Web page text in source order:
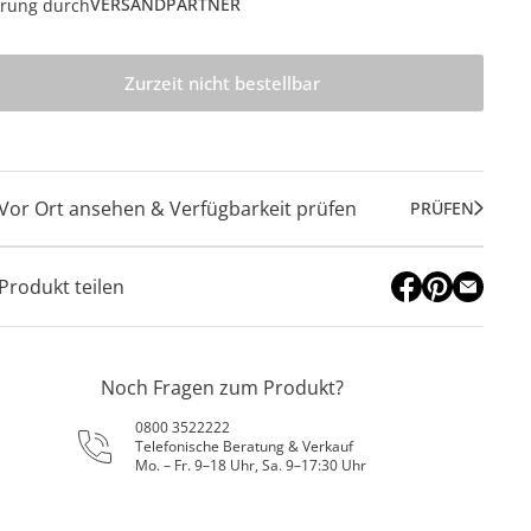
durch
Zurzeit nicht bestellbar
Ort ansehen & Verfügbarkeit prüfen PRÜFEN
teilen
Noch Fragen zum Produkt?
0800 3522222
Telefonische Beratung & Verkauf
Mo. – Fr. 9–18 Uhr, Sa. 9–17:30 Uhr